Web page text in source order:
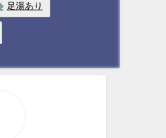
足湯あり